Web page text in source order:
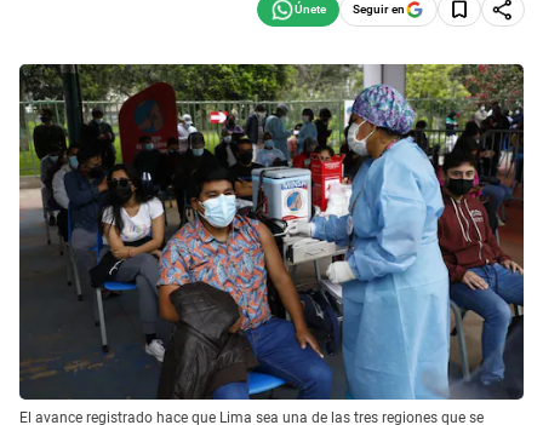
Seguir en
El avance registrado hace que Lima sea una de las tres regiones que se